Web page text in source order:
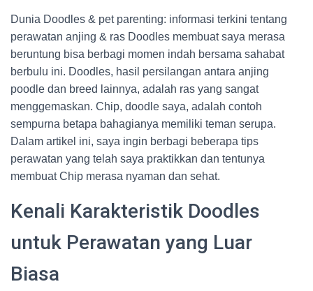
Dunia Doodles & pet parenting: informasi terkini tentang
perawatan anjing & ras Doodles membuat saya merasa
beruntung bisa berbagi momen indah bersama sahabat
berbulu ini. Doodles, hasil persilangan antara anjing
poodle dan breed lainnya, adalah ras yang sangat
menggemaskan. Chip, doodle saya, adalah contoh
sempurna betapa bahagianya memiliki teman serupa.
Dalam artikel ini, saya ingin berbagi beberapa tips
perawatan yang telah saya praktikkan dan tentunya
membuat Chip merasa nyaman dan sehat.
Kenali Karakteristik Doodles
untuk Perawatan yang Luar
Biasa